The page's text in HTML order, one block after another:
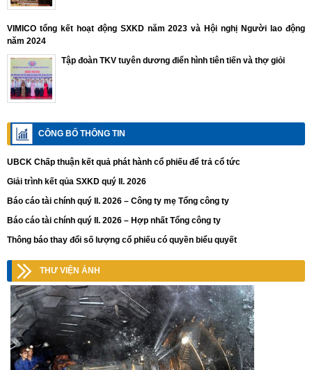
VIMICO tổng kết hoạt động SXKD năm 2023 và Hội nghị Người lao động
năm 2024
Tập đoàn TKV tuyên dương điển hình tiên tiến và thợ giỏi
CÔNG BỐ THÔNG TIN
UBCK Chấp thuận kết quả phát hành cổ phiếu để trả cổ tức
Giải trình kết qủa SXKD quý II. 2026
Báo cáo tài chính quý II. 2026 – Công ty mẹ Tổng công ty
Báo cáo tài chính quý II. 2026 – Hợp nhất Tổng công ty
Thông báo thay đổi số lượng cổ phiếu có quyền biểu quyết
THƯ VIỆN ẢNH